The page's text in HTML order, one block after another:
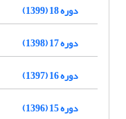
دوره 18 (1399)
دوره 17 (1398)
دوره 16 (1397)
دوره 15 (1396)